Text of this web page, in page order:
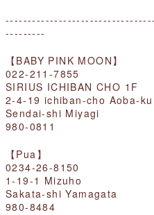
---------
【BABY PINK MOON】
022-211-7855
SIRIUS ICHIBAN CHO 1F
2-4-19 ichiban-cho Aoba-ku
Sendai-shi Miyagi
980-0811
【Pua】
0234-26-8150
1-19-1 Mizuho
Sakata-shi Yamagata
980-8484